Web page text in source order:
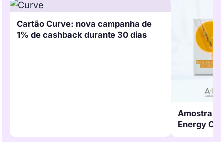
Cartão Curve: nova campanha de
1% de cashback durante 30 dias
Amostras
Energy C